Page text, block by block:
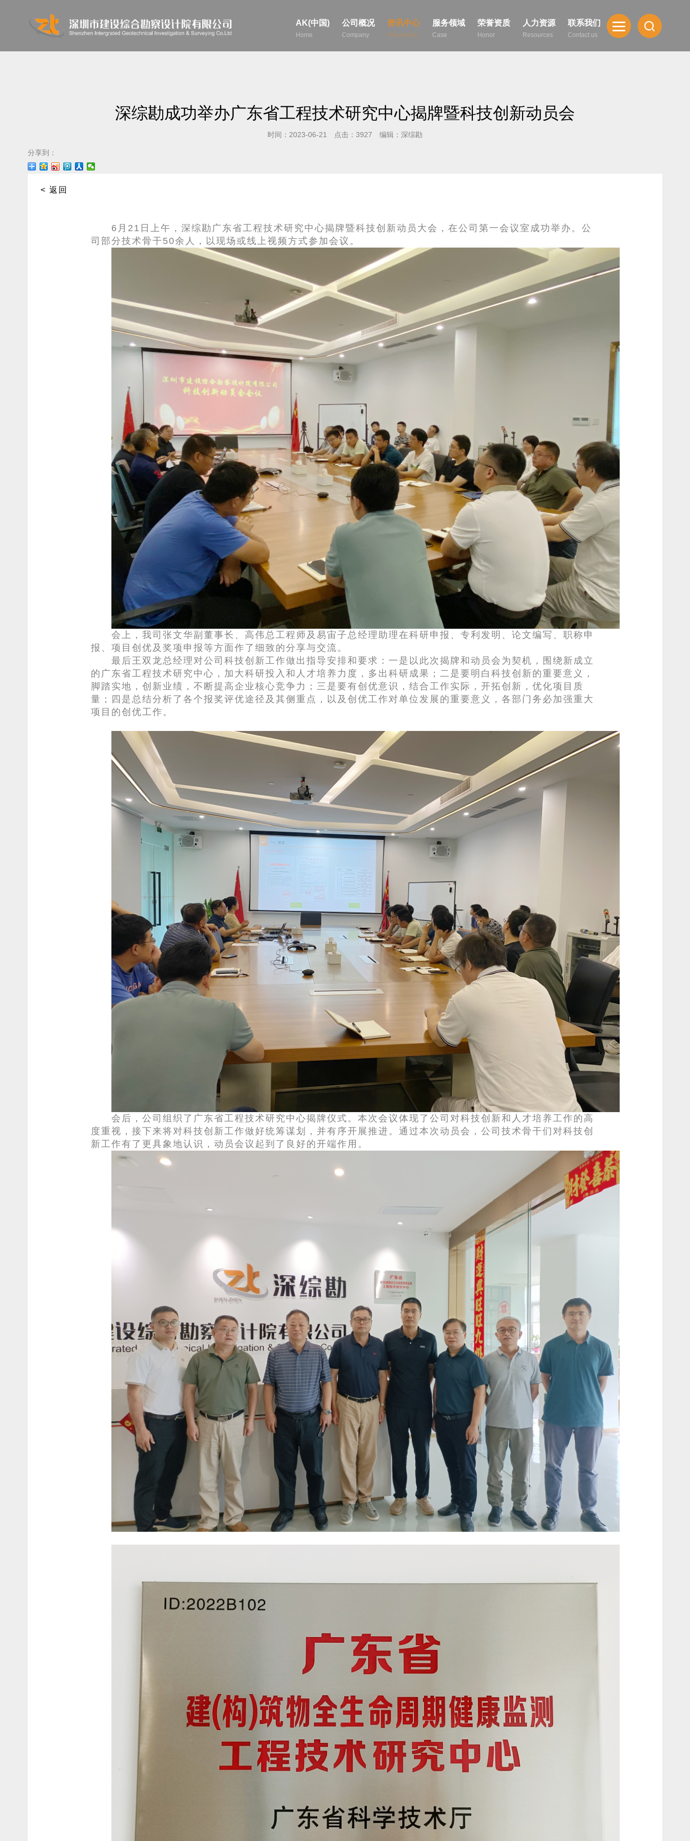
AK(中国)
Home
公司概况
Company
资讯中心
Information
服务领域
Case
荣誉资质
Honor
人力资源
Resources
联系我们
Contact us
深综勘成功举办广东省工程技术研究中心揭牌暨科技创新动员会
时间：2023-06-21 点击：3927 编辑：深综勘
分享到：
< 返回
6月 21 日上午，深综勘广东省工程技术研究中心揭牌暨科技创新动员大会，在公司第一会议室成功举办。公
司部分技术骨干50余人，以现场或线上视频方式参加会议。
会上，我司张文华副董事长、高伟总工程师及易宙子总经理助理在科研申报、专利发明、论文编写、职称申
报、项目创优及奖项申报等方面作了细致的分享与交流。
最后王双龙总经理对公司科技创新工作做出指导安排和要求：一是以此次揭牌和动员会为契机，围绕新成立
的广东省工程技术研究中心，加大科研投入和人才培养力度，多出科研成果；二是要明白科技创新的重要意义，
脚踏实地，创新业绩，不断提高企业核心竞争力；三是要有创优意识，结合工作实际，开拓创新，优化项目质
量；四是总结分析了各个报奖评优途径及其侧重点，以及创优工作对单位发展的重要意义，各部门务必加强重大
项目的创优工作。
会后，公司组织了广东省工程技术研究中心揭牌仪式。本次会议体现了公司对科技创新和人才培养工作的高
度重视，接下来将对科技创新工作做好统筹谋划，并有序开展推进。通过本次动员会，公司技术骨干们对科技创
新工作有了更具象地认识，动员会议起到了良好的开端作用。